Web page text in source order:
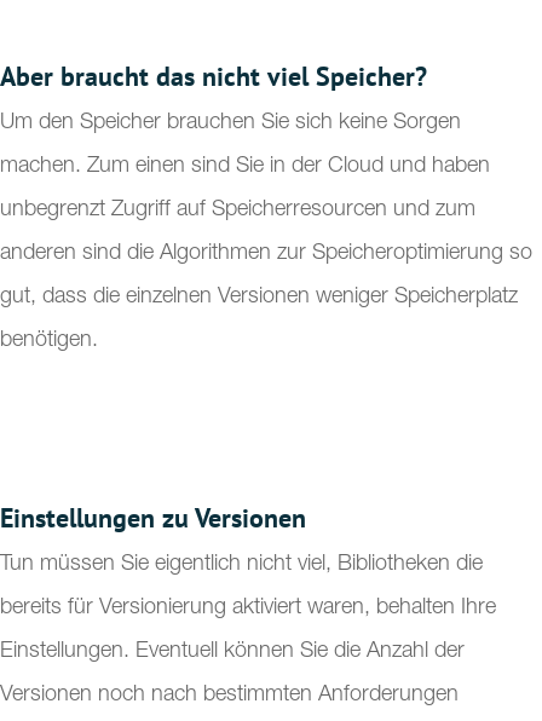
Aber braucht das nicht viel Speicher?
Um den Speicher brauchen Sie sich keine Sorgen
machen. Zum einen sind Sie in der Cloud und haben
unbegrenzt Zugriff auf Speicherresourcen und zum
anderen sind die Algorithmen zur Speicheroptimierung so
gut, dass die einzelnen Versionen weniger Speicherplatz
benötigen.
Einstellungen zu Versionen
Tun müssen Sie eigentlich nicht viel, Bibliotheken die
bereits für Versionierung aktiviert waren, behalten Ihre
Einstellungen. Eventuell können Sie die Anzahl der
Versionen noch nach bestimmten Anforderungen